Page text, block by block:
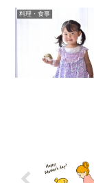
料理・食事